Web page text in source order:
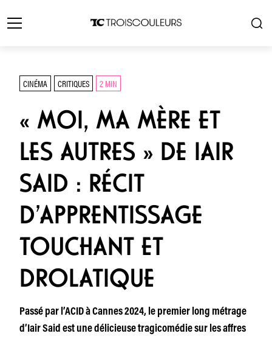
CINÉMA CRITIQUES 2 MIN
« MOI, MA MÈRE ET
LES AUTRES » DE IAIR
SAID : RÉCIT
D’APPRENTISSAGE
TOUCHANT ET
DROLATIQUE
Passé par l’ACID à Cannes 2024, le premier long métrage
d’Iair Said est une délicieuse tragicomédie sur les affres